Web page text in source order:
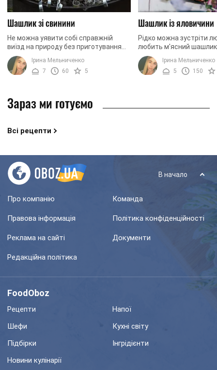
Шашлик зі свинини
Не можна уявити собі справжній
виїзд на природу без приготування
улюблених шашликів. Запашне,
соковите м'ясо, приготоване на
багатті – це найкращий ...
Ірина Мельниченко
7
60 5
Шашлик із яловичини
Рідко можна зустріти
любить м'ясний
стосується
ви любите м'ясні
за все, ...
Ірина Мельниченко
5
150
Зараз ми готуємо
Всі рецепти
В начало
Про компанію Команда
Правова інформація Політика конфіденційності
Реклама на сайті Документи
Редакційна політика
FoodOboz
Рецепти
Напої
Шефи
Кухні світу
Підбірки
Інгрідієнти
Новини кулінарії